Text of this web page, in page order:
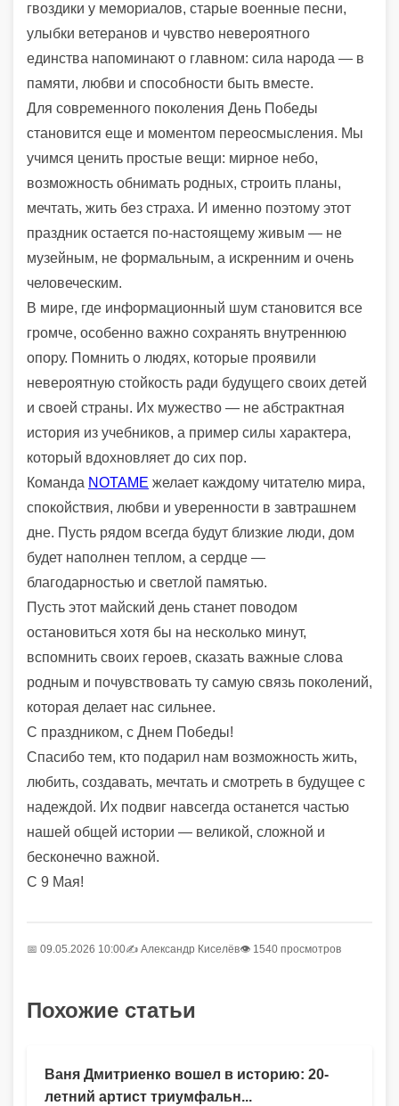
гвоздики у мемориалов, старые военные песни,
улыбки ветеранов и чувство невероятного
единства напоминают о главном: сила народа — в
памяти, любви и способности быть вместе.
Для современного поколения День Победы
становится еще и моментом переосмысления. Мы
учимся ценить простые вещи: мирное небо,
возможность обнимать родных, строить планы,
мечтать, жить без страха. И именно поэтому этот
праздник остается по-настоящему живым — не
музейным, не формальным, а искренним и очень
человеческим.
В мире, где информационный шум становится все
громче, особенно важно сохранять внутреннюю
опору. Помнить о людях, которые проявили
невероятную стойкость ради будущего своих детей
и своей страны. Их мужество — не абстрактная
история из учебников, а пример силы характера,
который вдохновляет до сих пор.
Команда NOTAME желает каждому читателю мира,
спокойствия, любви и уверенности в завтрашнем
дне. Пусть рядом всегда будут близкие люди, дом
будет наполнен теплом, а сердце —
благодарностью и светлой памятью.
Пусть этот майский день станет поводом
остановиться хотя бы на несколько минут,
вспомнить своих героев, сказать важные слова
родным и почувствовать ту самую связь поколений,
которая делает нас сильнее.
С праздником, с Днем Победы!
Спасибо тем, кто подарил нам возможность жить,
любить, создавать, мечтать и смотреть в будущее с
надеждой. Их подвиг навсегда останется частью
нашей общей истории — великой, сложной и
бесконечно важной.
С 9 Мая!
📅 09.05.2026 10:00✍️ Александр Киселёв👁 1540 просмотров
Похожие статьи
Ваня Дмитриенко вошел в историю: 20-
летний артист триумфальн...